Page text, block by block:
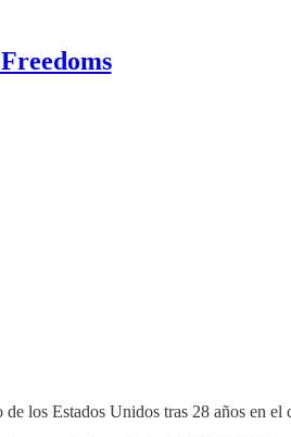
los Estados Unidos tras 28 años en el